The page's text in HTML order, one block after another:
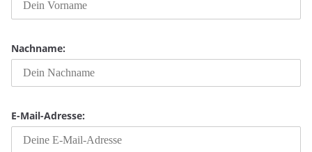
Nachname:
E-Mail-Adresse: